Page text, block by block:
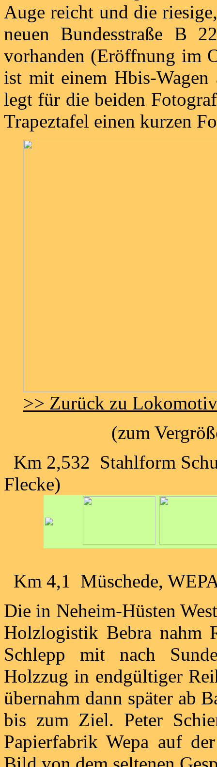
Auge reicht und die
neuen Bundesstraße B
vorhanden (Eröffnung im
ist mit einem Hbis-Wagen
legt für die beiden
Trapeztafel einen kurzen
>> Zurück zu
(zum
Km 2,532 Stahlform
Flecke)
Km 4,1 Müschede,
Die in Neheim-Hüsten
Holzlogistik Bebra nahm
Schlepp mit nach
Holzzug in endgültiger
übernahm dann später ab
bis zum Ziel. Peter
Papierfabrik Wepa auf